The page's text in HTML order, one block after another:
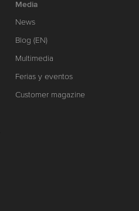
Media
News
Blog (EN)
Multimedia
Ferias y eventos
Customer magazine